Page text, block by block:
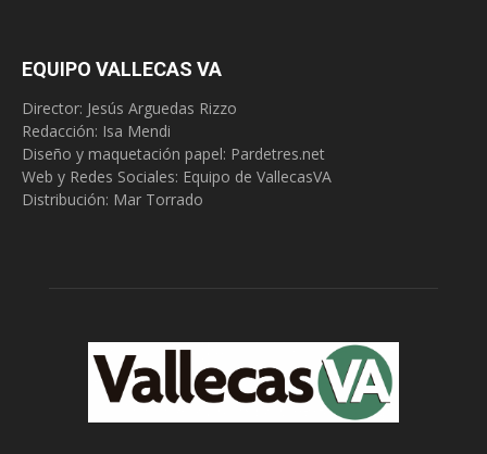
EQUIPO VALLECAS VA
Director: Jesús Arguedas Rizzo
Redacción: Isa Mendi
Diseño y maquetación papel: Pardetres.net
Web y Redes Sociales: Equipo de VallecasVA
Distribución: Mar Torrado